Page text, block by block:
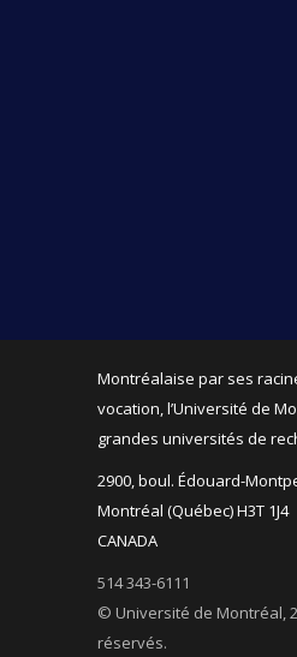
Montréalaise par ses
vocation, l’Université de
grandes universités de
2900, boul. Édouard-
Montréal (Québec) H3T 1J4
CANADA
514 343-6111
© Université de Montréal,
réservés.